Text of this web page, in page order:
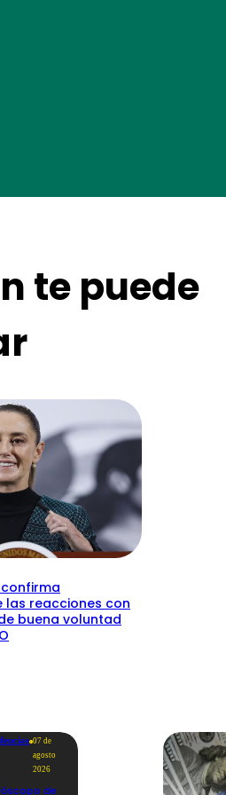
te puede
las reacciones con
buena voluntad
07 de
agosto
2026
de